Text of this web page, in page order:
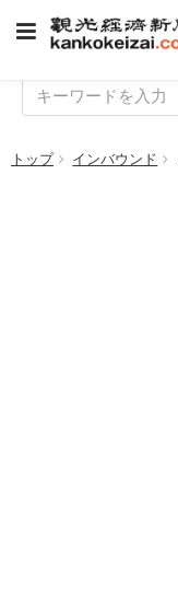
トップ インバウンド